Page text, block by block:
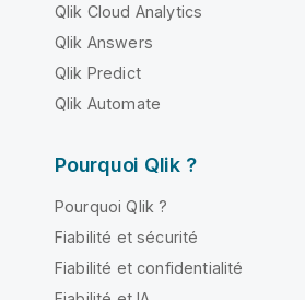
Qlik Cloud Analytics
Qlik Answers
Qlik Predict
Qlik Automate
Pourquoi Qlik ?
Pourquoi Qlik ?
Fiabilité et sécurité
Fiabilité et confidentialité